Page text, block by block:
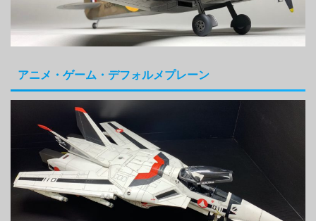
アニメ・ゲーム・デフォルメプレーン